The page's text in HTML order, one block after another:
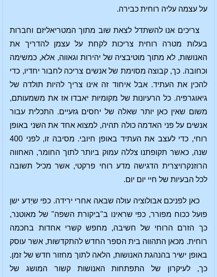
על עצמה עליה רוחית כבירה.
צריכים אנו להשתדל לצאת שוב מתוך המטריאליזם וחברות
בעלות מטרה רוחית צריכות לקחת על עצמן להדריך את
האנושות, לא מתוך מוטיבציה של יהירות וגאווה, אלא, כמשימה
וכחובה. כך, קבוצה מסוימת של אנשים צריכה לחבור יחדיו, כדי
להכין את העתיד. אבל איחוד זה אינו צריך להיות תולדה של
גיאוגרפיה. כל הרעיונות של מקומיוּת יאבדו אז את משמעותם,
משום שאין כאן יותר שאלה של יחסים גזעיים. התכלית עבור
אנשים על פני האדמה כולה תהיה, למצוא אחד את השני באופן
רוחי, כדי לעצב את העתיד באופן חיובי. מסיבה זו, לפני 400
שנה, כאשר תקופתנו צללה עמוק ביותר לתוך החומר, האחווה
הרוזנקרויצרית הדגישה מדע רוחי פרקטי, אשר מכיל תשובה
לכל הבעיות של חיי יום יום.
כאן לפניכם אבולוציה עולה שבאה אחרי ירידה. כפי שיֵדע ישן
פועל ככוח מפורר, כפי שראינו ב"ביקורת השפה" של מאוטנר,
כך הזרם הרוחי של חשיבה, מחפש קשרי אחדות בחכמה
רוחית. מכאן התהווה בית הספר החדש להתקדשות, אשר עוסק
באופן ישיר בהנהגת האנושות, הלאה לתוך מחזור חדש של זמן.
כך, לעיקרון של התפתחות האנושות קשור המושג של